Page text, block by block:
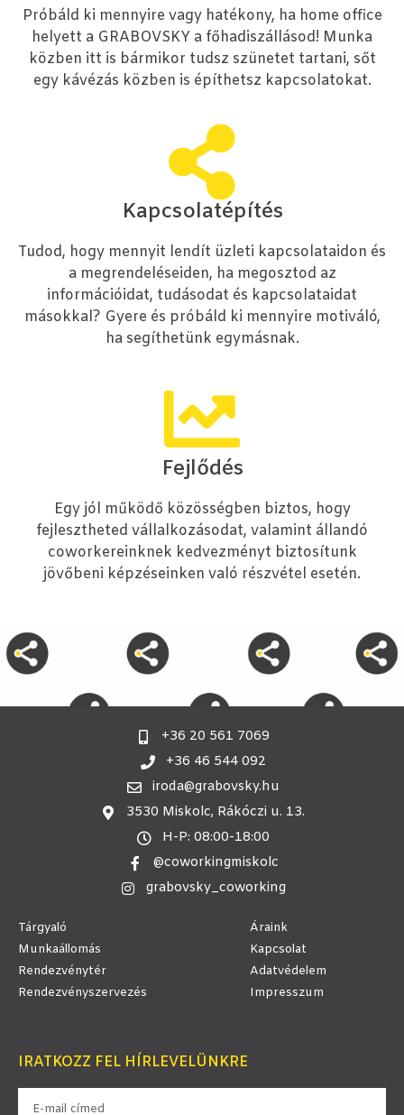
Próbáld ki mennyire vagy hatékony, ha home office
helyett a GRABOVSKY a főhadiszállásod! Munka
közben itt is bármikor tudsz szünetet tartani, sőt
egy kávézás közben is építhetsz kapcsolatokat.
Kapcsolatépítés
Tudod, hogy mennyit lendít üzleti kapcsolataidon és
a megrendeléseiden, ha megosztod az
információidat, tudásodat és kapcsolataidat
másokkal? Gyere és próbáld ki mennyire motiváló,
ha segíthetünk egymásnak.
Fejlődés
Egy jól működő közösségben biztos, hogy
fejlesztheted vállalkozásodat, valamint állandó
coworkereinknek kedvezményt biztosítunk
jövőbeni képzéseinken való részvétel esetén.
+36 20 561 7069
+36 46 544 092
iroda@grabovsky.hu
3530 Miskolc, Rákóczi u. 13.
H-P: 08:00-18:00
@coworkingmiskolc
grabovsky_coworking
Tárgyaló
Munkaállomás
Rendezvénytér
Rendezvényszervezés
Áraink
Kapcsolat
Adatvédelem
Impresszum
IRATKOZZ FEL HÍRLEVELÜNKRE